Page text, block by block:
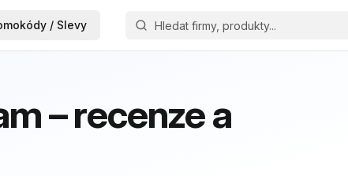
/ Slevy
– recenze a